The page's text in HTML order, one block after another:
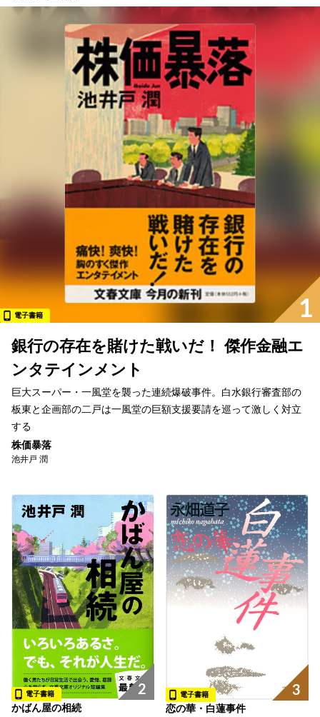
1
電子書籍
銀行の存在を賭けた戦いだ！ 傑作金融エ
ンタテインメント
巨大スーパー・一風堂を襲った連続爆破事件。白水銀行審査部の
板東と企画部の二戸は一風堂の巨額支援要請を巡って激しく対立
する
株価暴落
池井戸 潤
2
電子書籍
かばん屋の相続
3
電子書籍
恋の華・白蓮事件